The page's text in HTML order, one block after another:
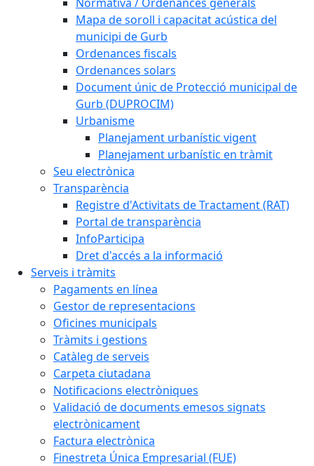
Mapa de soroll i capacitat acústica del
municipi de Gurb
Ordenances fiscals
Ordenances solars
Document únic de Protecció municipal de
Gurb (DUPROCIM)
Urbanisme
Planejament urbanístic vigent
Planejament urbanístic en tràmit
Seu electrònica
Transparència
Registre d'Activitats de Tractament (RAT)
Portal de transparència
InfoParticipa
Dret d'accés a la informació
Serveis i tràmits
Pagaments en línea
Gestor de representacions
Oficines municipals
Tràmits i gestions
Catàleg de serveis
Carpeta ciutadana
Notificacions electròniques
Validació de documents emesos signats
electrònicament
Factura electrònica
Finestreta Única Empresarial (FUE)